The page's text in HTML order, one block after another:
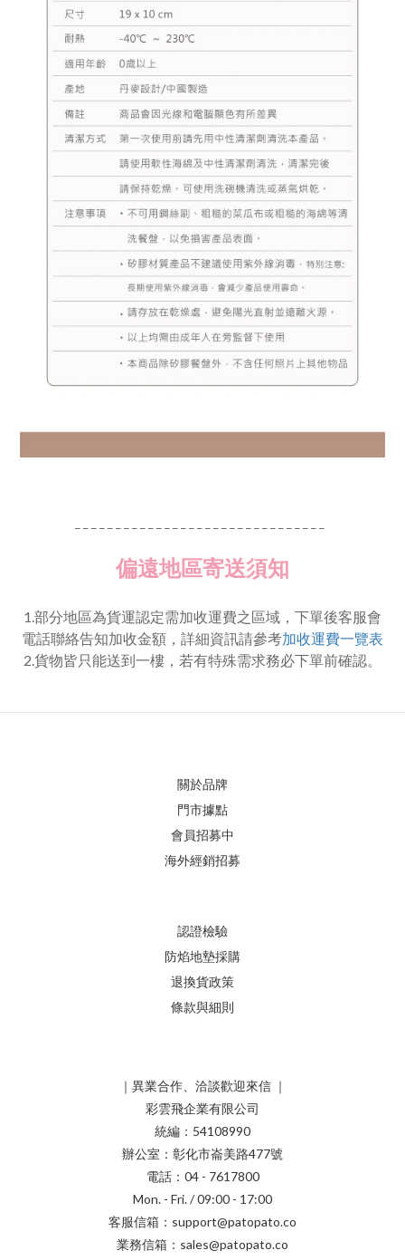
偏遠地區寄送須知
1.部分地區為貨運認定需加收運費之區域，下單後客服會
電話聯絡告知加收金額，詳細資訊請參考加收運費一覽表
2.貨物皆只能送到一樓，若有特殊需求務必下單前確認。
關於品牌
門市據點
會員招募中
海外經銷招募
認證檢驗
防焰地墊採購
退換貨政策
條款與細則
｜異業合作、洽談歡迎來信 ｜
彩雲飛企業有限公司
統編：54108990
辦公室：彰化市崙美路477號
電話：04 - 7617800
Mon. - Fri. / 09:00 - 17:00
客服信箱：support@patopato.co
業務信箱：sales@patopato.co